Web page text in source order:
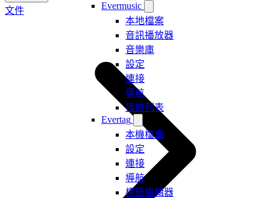
Evermusic
本地檔案
音訊播放器
音樂庫
設定
連接
導航
播放列表
Evertag
本機檔案
設定
連接
導航
標籤編輯器
文件